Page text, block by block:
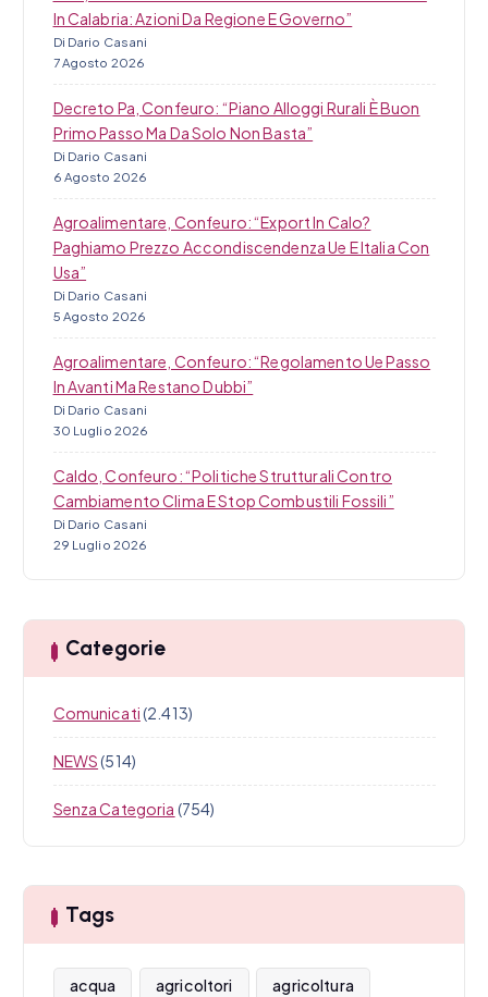
In Calabria: Azioni Da Regione E Governo”
Di Dario Casani
7 Agosto 2026
Decreto Pa, Confeuro: “Piano Alloggi Rurali È Buon
Primo Passo Ma Da Solo Non Basta”
Di Dario Casani
6 Agosto 2026
Agroalimentare, Confeuro: “Export In Calo?
Paghiamo Prezzo Accondiscendenza Ue E Italia Con
Usa”
Di Dario Casani
5 Agosto 2026
Agroalimentare, Confeuro: “Regolamento Ue Passo
In Avanti Ma Restano Dubbi”
Di Dario Casani
30 Luglio 2026
Caldo, Confeuro: “Politiche Strutturali Contro
Cambiamento Clima E Stop Combustili Fossili”
Di Dario Casani
29 Luglio 2026
Categorie
Comunicati(2.413)
NEWS(514)
Senza Categoria (754)
Tags
acqua agricoltori agricoltura